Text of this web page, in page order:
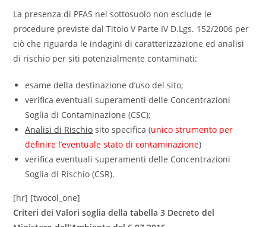
La presenza di PFAS nel sottosuolo non esclude le
procedure previste dal Titolo V Parte IV D.Lgs. 152/2006 per
ciò che riguarda le indagini di caratterizzazione ed analisi
di rischio per siti potenzialmente contaminati:
esame della destinazione d’uso del sito;
verifica eventuali superamenti delle Concentrazioni
Soglia di Contaminazione (CSC);
Analisi di Rischio sito specifica (unico strumento per
definire l’eventuale stato di contaminazione)
verifica eventuali superamenti delle Concentrazioni
Soglia di Rischio (CSR).
[hr] [twocol_one]
Criteri dei Valori soglia della tabella 3 Decreto del